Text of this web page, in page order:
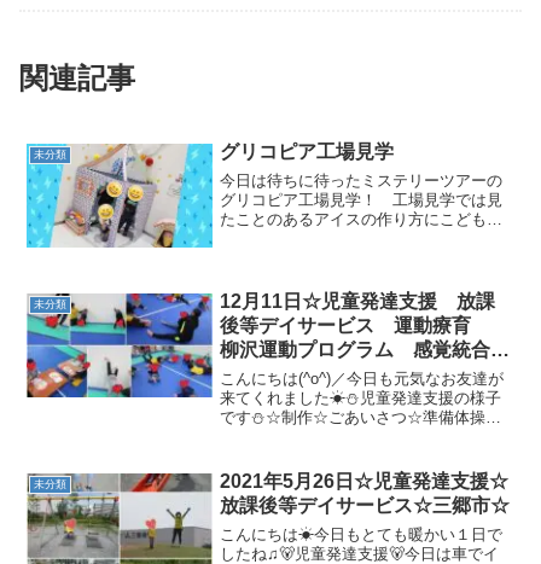
関連記事
未分類 グリコピア工場見学
今日は待ちに待ったミステリーツアーの
グリコピア工場見学！ 工場見学では見
たことのあるアイスの作り方にこどもた
をさせてもらいました。最...
未分類
12月11日☆児童発達支援 放課
後等デイサービス 運動療育
柳沢運動プログラム 感覚統合
自閉症スペクトラム ＡＤＨＤ
ＬＤ 発達障害 三郷市 吉川
市 八潮市
こんにちは(^o^)／今日も元気なお友達が
来てくれました☀⛄児童発達支援の様子
です⛄☆制作☆ごあいさつ☆準備体操☆
した🙆☆動物変身☆絵本「だれのこ
え？」☆サーキット・...
未分類
2021年5月26日☆児童発達支援☆
放課後等デイサービス☆三郷市☆
こんにちは☀今日もとても暖かい１日で
したね♫🐻児童発達支援🐻今日は車でイ